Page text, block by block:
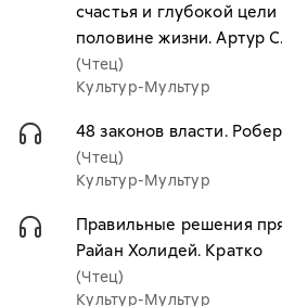
счастья и глубокой
половине жизни. Артур
(Чтец)
Культур-Мультур
48 законов власти.
(Чтец)
Культур-Мультур
Правильные решения
Райан Холидей. Кратко
(Чтец)
Культур-Мультур